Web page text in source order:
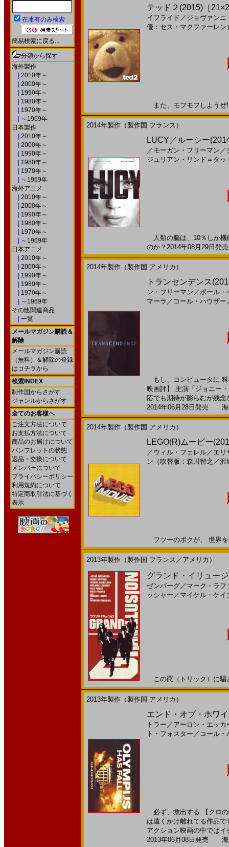
在庫有のみ検索
簡易検索に戻る...
分類から探す
海外製作
2010年～
2000年～
1990年～
1980年～
1970年～
～1969年
日本製作
2010年～
2000年～
1990年～
1980年～
1970年～
～1969年
海外アニメ
2010年～
2000年～
1990年～
1980年～
1970年～
～1969年
日本アニメ
2010年～
2000年～
1990年～
1980年～
1970年～
～1969年
その他関連商品
一覧
メールマガジン購読＆
解除
メールマガジン購読
（無料）＆解除の登録
はコチラから
検索INDEX
制作国からさがす
ジャンルからさがす
全てのお客様へ
ご注文方法について
お支払方法について
商品のお届けについて
パンフレットの状態
返品・交換について
メンバーについて
プライバシーポリシー
利用規約について
特定商取引法に基づく
表示
テッド２(2015)［
イフライド ／ ジョヴァンニ
優：セス・マクファーレン
また、モフモフしよう
2014年製作（製作国 フランス）
LUCY／ルーシー
／ モーガン・フリーマン ／
ジュリアン・リンド＝タッ
人類の脳は、10％しか機
のか？2014年08月29日
2014年製作（製作国 アメリカ）
トランセンデンス
ン・フリーマン ／ポール・
マーラ ／ コール・ハウザー
もし、コンピュータに
映画評】 主演「ジョニー
応でも期待が膨らむが残
2014年06月28日発売 海
2014年製作（製作国 アメリカ）
LEGO(R)ムービー
／ ウィル・フェレル／ エリ
ン（吹替版：森川智之 ／沢
フツーのボクが、 世界
2013年製作（製作国 フランス／アメリカ）
グランド・イリュー
ゼンバーグ／ マーク・ラフ
ッシャー ／ マイケル・ケイ
この罠（トリック）に
2013年製作（製作国 アメリカ）
エンド・オブ・ホワ
トラー ／ アーロン・エッカ
ト・フォスター ／ コール・
必ず、救出する 【クロ
は遠くかけ離れてる作品
アクション映画の中では
2013年06月08日発売 海